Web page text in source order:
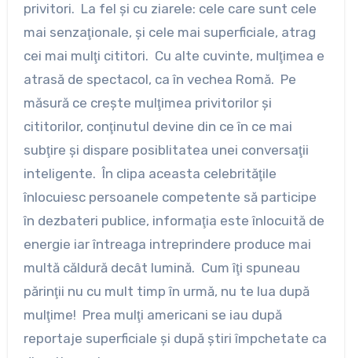
privitori. La fel şi cu ziarele: cele care sunt cele
mai senzaţionale, şi cele mai superficiale, atrag
cei mai mulţi cititori. Cu alte cuvinte, mulţimea e
atrasă de spectacol, ca în vechea Romă. Pe
măsură ce creşte mulţimea privitorilor şi
cititorilor, conţinutul devine din ce în ce mai
subţire şi dispare posiblitatea unei conversaţii
inteligente. În clipa aceasta celebrităţile
înlocuiesc persoanele competente să participe
în dezbateri publice, informaţia este înlocuită de
energie iar întreaga intreprindere produce mai
multă căldură decât lumină. Cum îţi spuneau
părinţii nu cu mult timp în urmă, nu te lua după
mulţime! Prea mulţi americani se iau după
reportaje superficiale şi după ştiri împchetate ca